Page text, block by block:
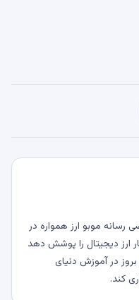
رسانه موبو ارز همواره در
ارز دیجیتال را پوشش دهد
بروز در آموزش دنیای
کند.